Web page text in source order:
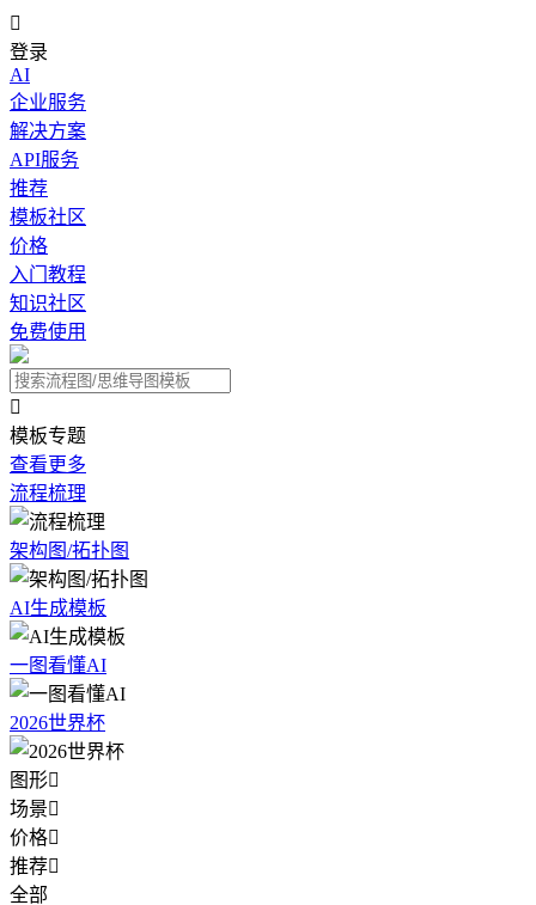

登录
AI
企业服务
解决方案
API服务
推荐
模板社区
价格
入门教程
知识社区
免费使用

模板专题
查看更多
流程梳理
架构图/拓扑图
AI生成模板
一图看懂AI
2026世界杯
图形
场景
价格
推荐
全部